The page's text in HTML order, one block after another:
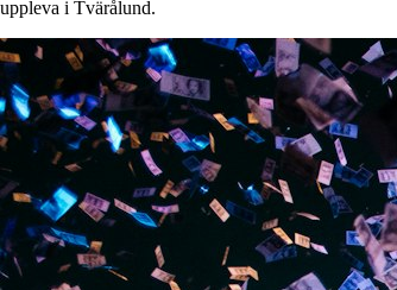
uppleva i Tvärålund.